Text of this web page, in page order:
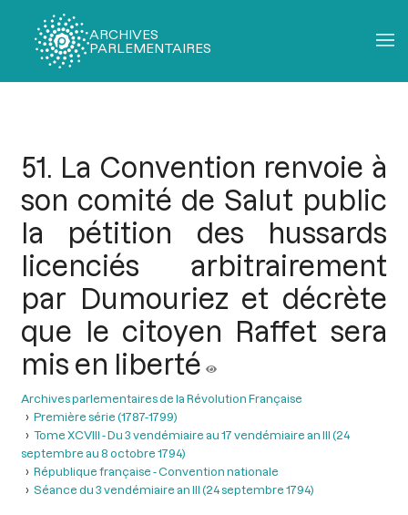
ARCHIVES
PARLEMENTAIRES
51. La Convention renvoie à
son comité de Salut public
la pétition des hussards
licenciés arbitrairement
par Dumouriez et décrète
que le citoyen Raffet sera
mis en liberté
Archives parlementaires de la Révolution Française
Première série (1787-1799)
Tome XCVIII - Du 3 vendémiaire au 17 vendémiaire an III (24
septembre au 8 octobre 1794)
République française - Convention nationale
Séance du 3 vendémiaire an III (24 septembre 1794)